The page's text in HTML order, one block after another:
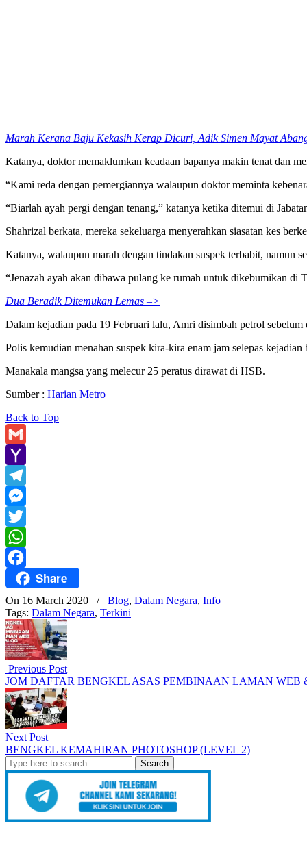
Marah Kerana Baju Kekasih Kerap Dicuri, Adik Simen Mayat
Katanya, doktor memaklumkan keadaan bapanya makin tenat dan
“Kami reda dengan pemergiannya walaupun doktor meminta
“Biarlah ayah pergi dengan tenang,” katanya ketika ditemui di
Shahrizal berkata, mereka sekeluarga menyerahkan siasatan kes
Katanya, walaupun marah dengan tindakan suspek terbabit, namun
“Jenazah ayah akan dibawa pulang ke rumah untuk dikebumikan di
Dua Beradik Ditemukan Lemas –>
Dalam kejadian pada 19 Februari lalu, Amri disimbah petrol
Polis kemudian menahan suspek kira-kira enam jam selepas
Manakala mangsa yang melecur 25 peratus dirawat di HSB.
Sumber : Harian Metro
Back to Top
Gmail
Yahoo
Mail
Telegram
Messenger
Twitter
WhatsApp
FacebookShare
On 16 March 2020 / Blog, Dalam Negara, Info
Tags: Dalam Negara, Terkini
Previous Post
JOM DAFTAR BENGKEL ASAS PEMBINAAN LAMAN WEB
Next Post
BENGKEL KEMAHIRAN PHOTOSHOP (LEVEL 2)
Search
for: